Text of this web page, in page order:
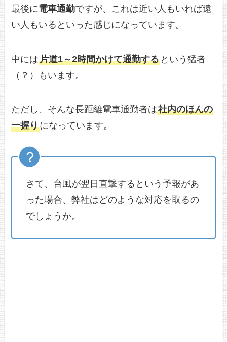
最後に電車通勤ですが、これは近い人もいれば遠
い人もいるといった感じになっています。
中には片道1～2時間かけて通勤する という猛者
（？）もいます。
ただし、そんな長距離電車通勤者は社内のほんの
一握りになっています。
さて、台風が翌日直撃するという予報があ
った場合、弊社はどのような対応を取るの
でしょうか。